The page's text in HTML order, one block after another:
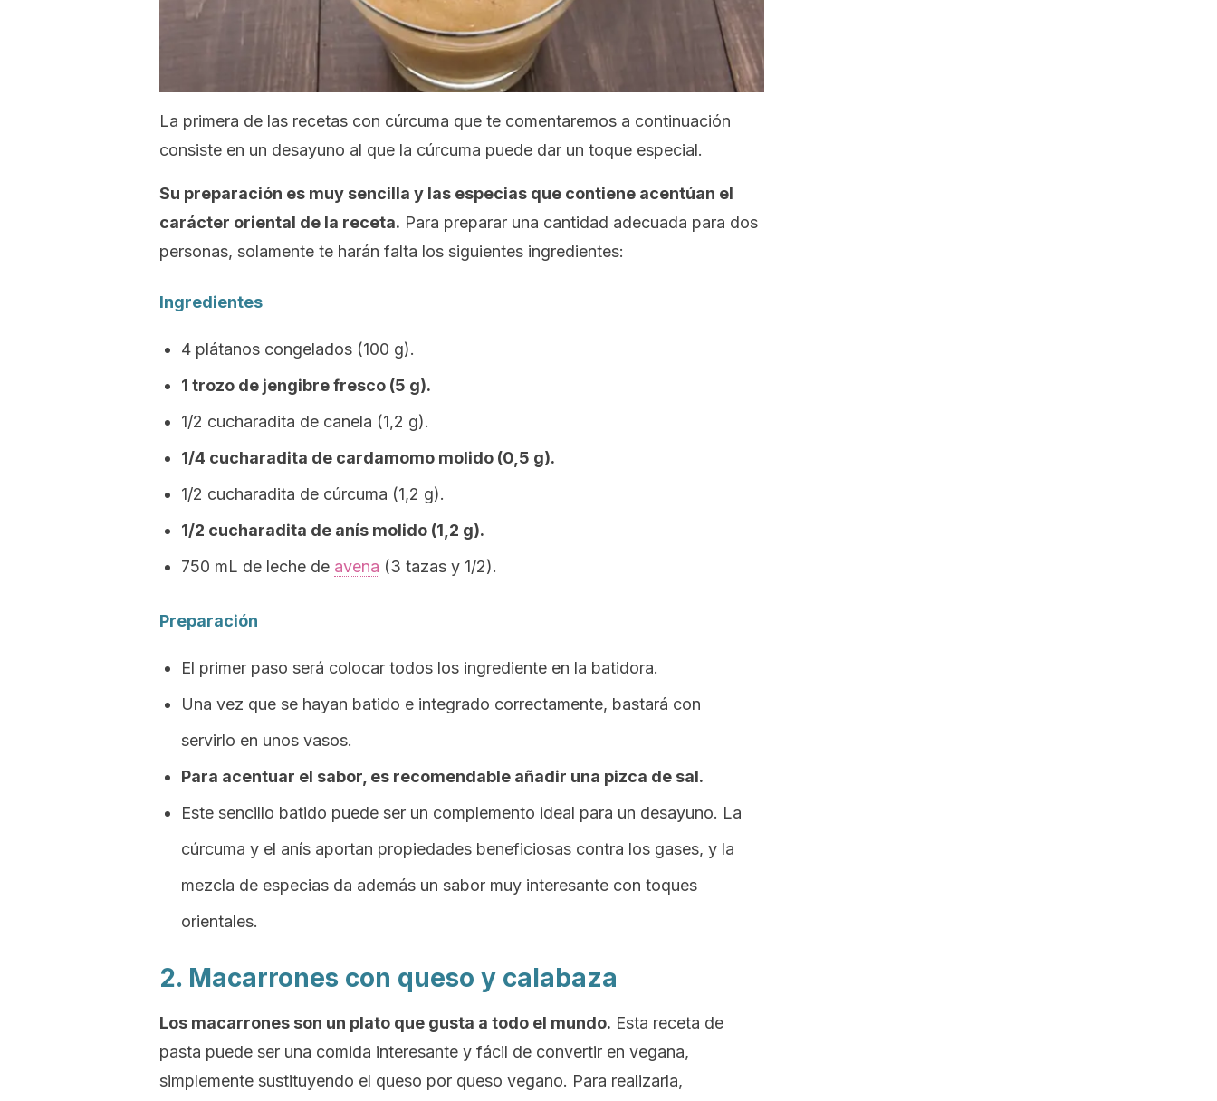
La primera de las recetas con cúrcuma que te comentaremos a continuación
consiste en un desayuno al que la cúrcuma puede dar un toque especial.
Su preparación es muy sencilla y las especias que contiene acentúan el
carácter oriental de la receta. Para preparar una cantidad adecuada para dos
personas, solamente te harán falta los siguientes ingredientes:
Ingredientes
4 plátanos congelados (100 g).
1 trozo de jengibre fresco (5 g).
1/2 cucharadita de canela (1,2 g).
1/4 cucharadita de cardamomo molido (0,5 g).
1/2 cucharadita de cúrcuma (1,2 g).
1/2 cucharadita de anís molido (1,2 g).
750 mL de leche de avena (3 tazas y 1/2).
Preparación
El primer paso será colocar todos los ingrediente en la batidora.
Una vez que se hayan batido e integrado correctamente, bastará con
servirlo en unos vasos.
Para acentuar el sabor, es recomendable añadir una pizca de sal.
Este sencillo batido puede ser un complemento ideal para un desayuno. La
cúrcuma y el anís aportan propiedades beneficiosas contra los gases, y la
mezcla de especias da además un sabor muy interesante con toques
orientales.
2. Macarrones con queso y calabaza
Los macarrones son un plato que gusta a todo el mundo. Esta receta de
pasta puede ser una comida interesante y fácil de convertir en vegana,
simplemente sustituyendo el queso por queso vegano. Para realizarla,